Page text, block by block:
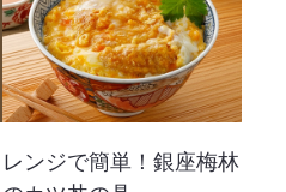
レンジで簡単！銀座梅林